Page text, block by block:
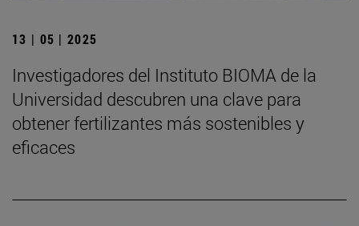
13 | 05 | 2025
Investigadores del Instituto BIOMA de la
Universidad descubren una clave para
obtener fertilizantes más sostenibles y
eficaces